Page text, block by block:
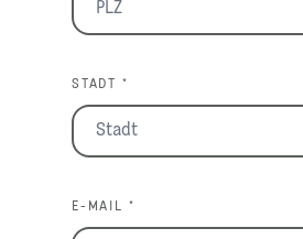
STADT *
E-MAIL *